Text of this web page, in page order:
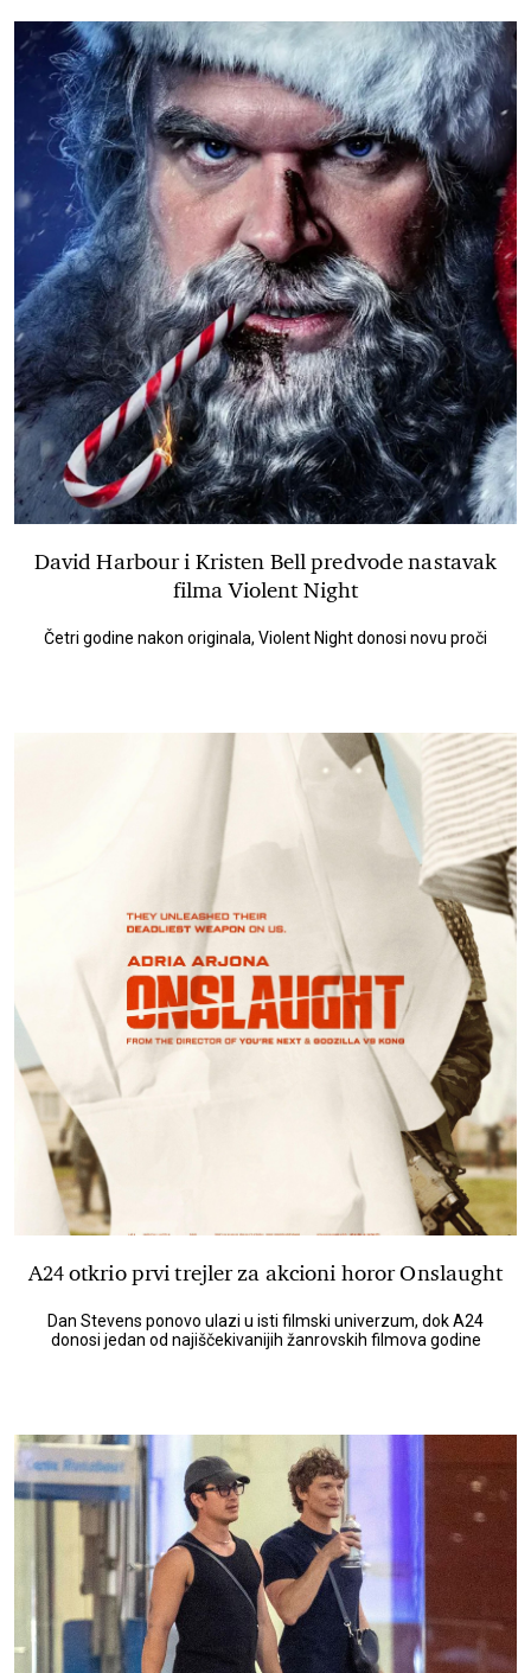
David Harbour i Kristen Bell predvode nastavak
filma Violent Night
Četri godine nakon originala, Violent Night donosi novu proči
A24 otkrio prvi trejler za akcioni horor Onslaught
Dan Stevens ponovo ulazi u isti filmski univerzum, dok A24
donosi jedan od najiščekivanijih žanrovskih filmova godine